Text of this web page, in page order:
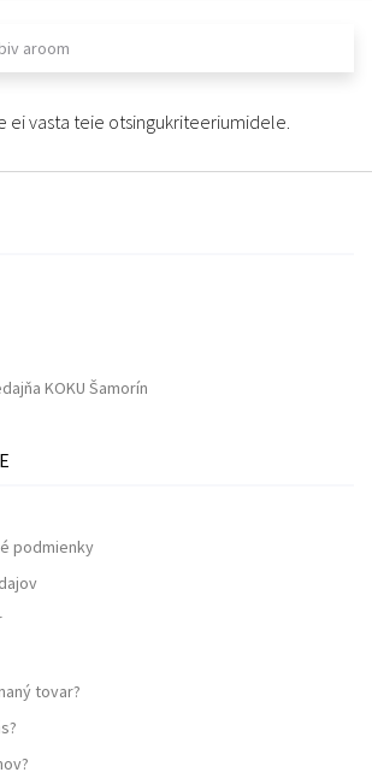
ei vasta teie otsingukriteeriumidele.
KOKU Šamorín
podmienky
tovar?